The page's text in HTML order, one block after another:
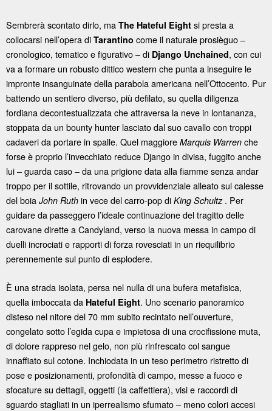
Sembrerà scontato dirlo, ma The Hateful Eight si presta a
collocarsi nell’opera di Tarantino come il naturale prosièguo –
cronologico, tematico e figurativo – di Django Unchained, con cui
va a formare un robusto dittico western che punta a inseguire le
impronte insanguinate della parabola americana nell’Ottocento. Pur
battendo un sentiero diverso, più defilato, su quella diligenza
fordiana decontestualizzata che attraversa la neve in lontananza,
stoppata da un bounty hunter lasciato dal suo cavallo con troppi
cadaveri da portare in spalle. Quel maggiore Marquis Warren che
forse è proprio l’invecchiato reduce Django in divisa, fuggito anche
lui – guarda caso – da una prigione data alla fiamme senza andar
troppo per il sottile, ritrovando un provvidenziale alleato sul calesse
del boia John Ruth in vece del carro-pop di King Schultz. Per
guidare da passeggero l’ideale continuazione del tragitto delle
carovane dirette a Candyland, verso la nuova messa in campo di
duelli incrociati e rapporti di forza rovesciati in un riequilibrio
perennemente sul punto di esplodere.
È una strada isolata, persa nel nulla di una bufera metafisica,
quella imboccata da Hateful Eight. Uno scenario panoramico
disteso nel nitore del 70 mm subito recintato nell’ouverture,
congelato sotto l’egida cupa e impietosa di una crocifissione muta,
di dolore rappreso nel gelo, non più rinfrescato col sangue
innaffiato sul cotone. Inchiodata in un teso perimetro ristretto di
pose e posizionamenti, profondità di campo, messe a fuoco e
sfocature su dettagli, oggetti (la caffettiera), visi e raccordi di
sguardo stagliati in un iperrealismo sfumato – meno colori accesi